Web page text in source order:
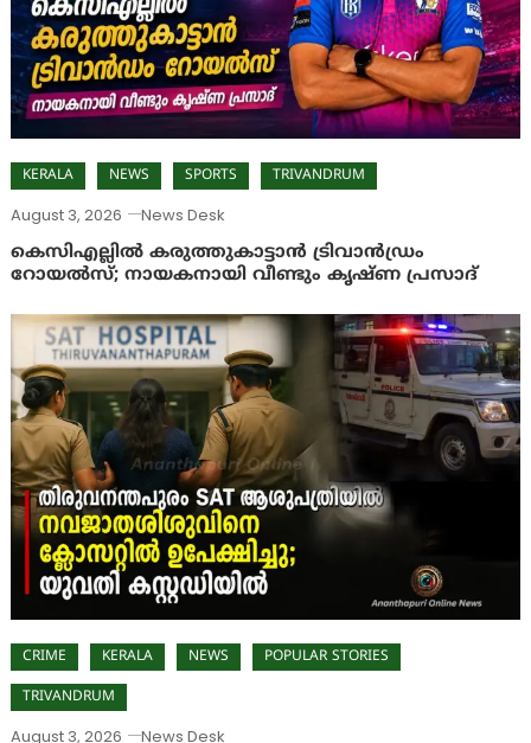
KERALA NEWS SPORTS TRIVANDRUM
August 3, 2026
News Desk
കെസിഎല്ലിൽ കരുത്തുകാട്ടാൻ ട്രിവാൻഡ്രം
റോയൽസ്; നായകനായി വീണ്ടും കൃഷ്ണ പ്രസാദ്
CRIME KERALA NEWS POPULAR STORIES
TRIVANDRUM
August 3, 2026
News Desk